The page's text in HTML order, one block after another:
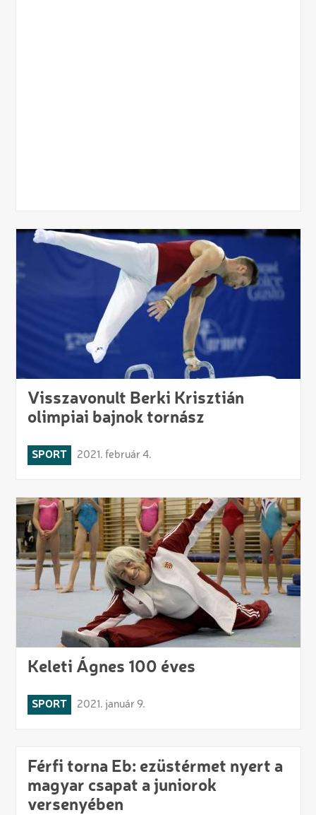
Visszavonult Berki Krisztián
olimpiai bajnok tornász
SPORT 2021. február 4.
Keleti Ágnes 100 éves
SPORT 2021. január 9.
Férfi torna Eb: ezüstérmet nyert a
magyar csapat a juniorok
versenyében